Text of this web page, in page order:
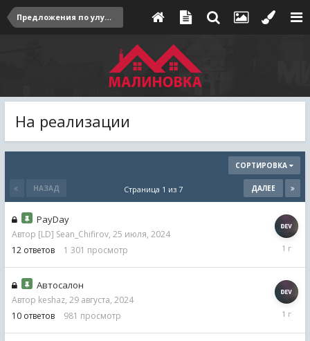
Предложения по улучшению
На реализации
СОРТИРОВКА
НАЗАД ДАЛЕЕ
Страница 1 из 7
PayDay
Автор [LD] Sean_Chifirov, 25 июля, 2024
12 ответов 1 301 просмотр
2024
Автосалон
Автор keshaz, 29 августа, 2024
10 ответов 981 просмотр
30
2024